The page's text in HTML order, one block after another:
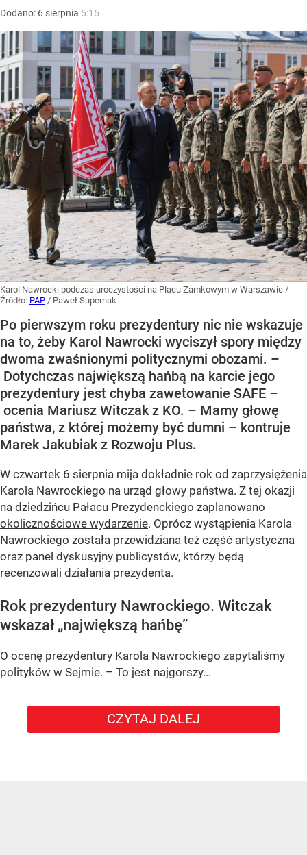
Dodano: 6 sierpnia 5:15
Karol Nawrocki podczas uroczystości na Placu Zamkowym w Warszawie /
Źródło: PAP / Paweł Supernak
Po pierwszym roku prezydentury nic nie wskazuje
na to, żeby Karol Nawrocki wyciszył spory między
dwoma zwaśnionymi politycznymi obozami. –
Dotychczas największą hańbą na karcie jego
prezydentury jest chyba zawetowanie SAFE –
ocenia Mariusz Witczak z KO. – Mamy głowę
państwa, z której możemy być dumni – kontruje
Marek Jakubiak z Rozwoju Plus.
W czwartek 6 sierpnia mija dokładnie rok od zaprzysiężenia
Karola Nawrockiego na urząd głowy państwa. Z tej okazji
na dziedzińcu Pałacu Prezydenckiego zaplanowano
okolicznościowe wydarzenie. Oprócz wystąpienia Karola
Nawrockiego została przewidziana też część artystyczna
oraz panel dyskusyjny publicystów, którzy będą
recenzowali działania prezydenta.
Rok prezydentury Nawrockiego. Witczak
wskazał „największą hańbę”
O ocenę prezydentury Karola Nawrockiego zapytaliśmy
polityków w Sejmie. – To jest najgorszy...
CZYTAJ DALEJ